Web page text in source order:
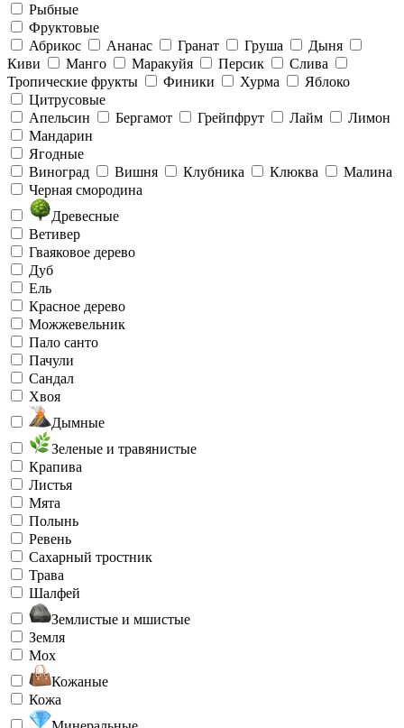
Рыбные
Фруктовые
Абрикос
Ананас Гранат Груша
Дыня
Киви
Манго Маракуйя Персик
Слива
Тропические фрукты
Финики Хурма
Яблоко
Цитрусовые
Апельсин
Бергамот Грейпфрут Лайм
Лимон
Мандарин
Ягодные
Виноград
Вишня Клубника Клюква
Малина
Черная смородина
Древесные
Ветивер
Гваяковое дерево
Дуб
Ель
Красное дерево
Можжевельник
Пало санто
Пачули
Сандал
Хвоя
Дымные
Зеленые и травянистые
Крапива
Листья
Мята
Полынь
Ревень
Сахарный тростник
Трава
Шалфей
Землистые и мшистые
Земля
Мох
Кожаные
Кожа